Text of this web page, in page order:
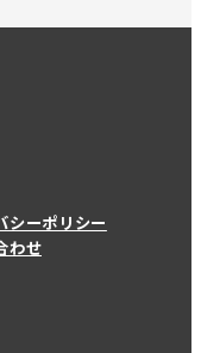
シーポリシー
わせ